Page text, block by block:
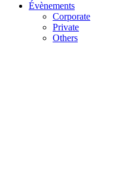
Évènements
Corporate
Private
Others